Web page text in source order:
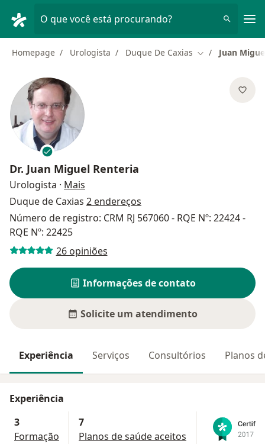
O que você está procurando?
Homepage Urologista Duque De Caxias Mudar de cidade
Juan
Dr. Juan Miguel Renteria
Urologista · Mais
Duque de Caxias 2 endereços
Número de registro: CRM RJ 567060 - RQE Nº: 22424 -
RQE Nº: 22425
26 opiniões
Informações de contato
Solicite um atendimento
Experiência Serviços Consultórios Planos
Experiência
3
Formação
7
Planos de saúde aceitos